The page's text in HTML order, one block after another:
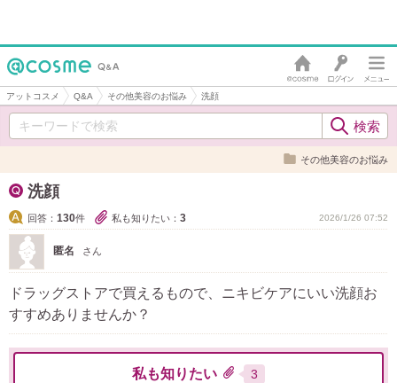
アットコスメ Q&A その他美容のお悩み 洗顔
その他美容のお悩み
洗顔
回答： 130件 私も知りたい： 3 2026/1/26 07:52
匿名 さん
ドラッグストアで買えるもので、ニキビケアにいい洗顔お
すすめありませんか？
私も知りたい 3